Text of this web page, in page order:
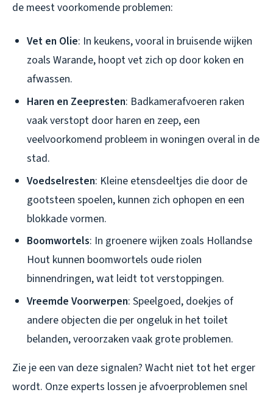
de meest voorkomende problemen:
Vet en Olie: In keukens, vooral in bruisende wijken
zoals Warande, hoopt vet zich op door koken en
afwassen.
Haren en Zeepresten: Badkamerafvoeren raken
vaak verstopt door haren en zeep, een
veelvoorkomend probleem in woningen overal in de
stad.
Voedselresten: Kleine etensdeeltjes die door de
gootsteen spoelen, kunnen zich ophopen en een
blokkade vormen.
Boomwortels: In groenere wijken zoals Hollandse
Hout kunnen boomwortels oude riolen
binnendringen, wat leidt tot verstoppingen.
Vreemde Voorwerpen: Speelgoed, doekjes of
andere objecten die per ongeluk in het toilet
belanden, veroorzaken vaak grote problemen.
Zie je een van deze signalen? Wacht niet tot het erger
wordt. Onze experts lossen je afvoerproblemen snel